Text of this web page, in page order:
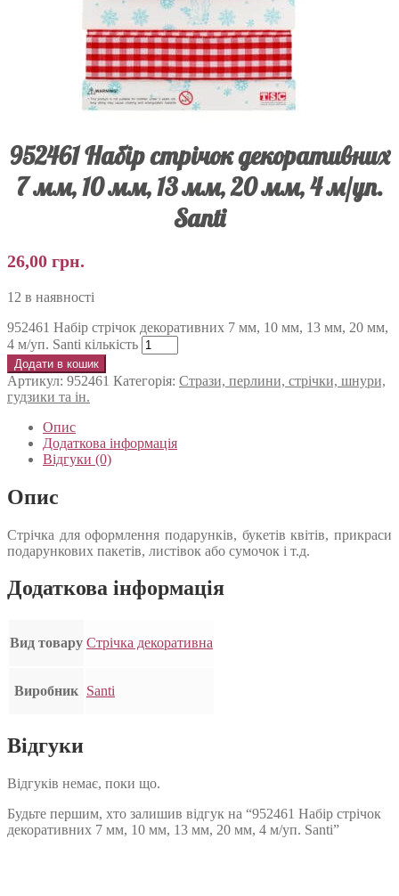
952461 Набір стрічок декоративних
7 мм, 10 мм, 13 мм, 20 мм, 4 м/уп.
Santi
26,00 грн.
12 в наявності
952461 Набір стрічок декоративних 7 мм, 10 мм, 13 мм, 20 мм,
4 м/уп. Santi кількість
Додати в кошик
Артикул: 952461 Категорія: Стрази, перлини, стрічки, шнури,
гудзики та ін.
Опис
Додаткова інформація
Відгуки (0)
Опис
Стрічка для оформлення подарунків, букетів квітів, прикраси
подарункових пакетів, листівок або сумочок і т.д.
Додаткова інформація
Вид товару Стрічка декоративна
Виробник Santi
Відгуки
Відгуків немає, поки що.
Будьте першим, хто залишив відгук на “952461 Набір стрічок
декоративних 7 мм, 10 мм, 13 мм, 20 мм, 4 м/уп. Santi”